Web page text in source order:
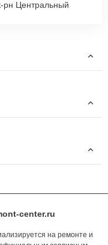
рн Центральный
center.ru
на ремонте и